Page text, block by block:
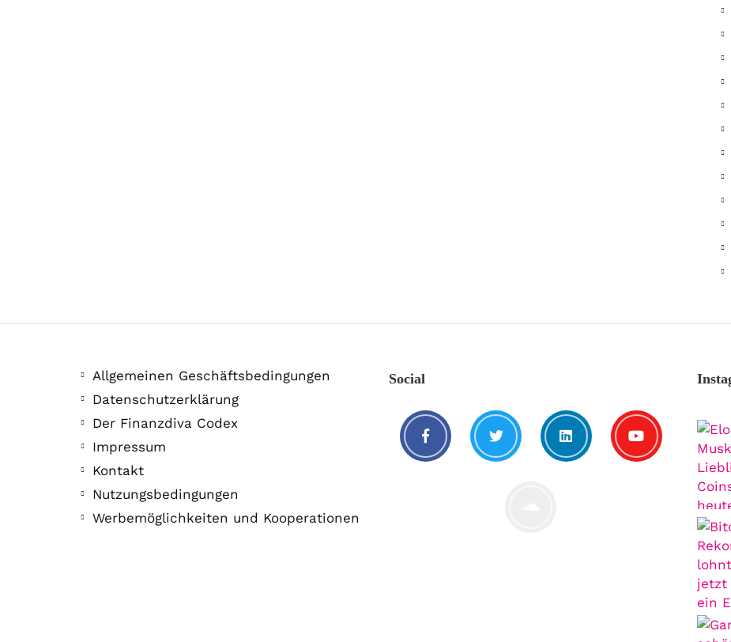
Allgemeinen Geschäftsbedingungen
Datenschutzerklärung
Der Finanzdiva Codex
Impressum
Kontakt
Nutzungsbedingungen
Werbemöglichkeiten und Kooperationen
Social